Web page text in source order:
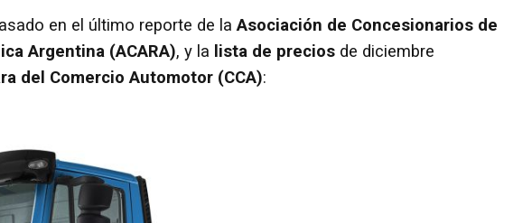
en el último reporte de la Asociación de Concesionarios de
Argentina (ACARA), y la lista de precios de diciembre
del Comercio Automotor (CCA):